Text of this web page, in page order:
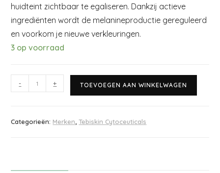
huidteint zichtbaar te egaliseren. Dankzij actieve
ingrediënten wordt de melanineproductie gereguleerd
en voorkom je nieuwe verkleuringen.
3 op voorraad
- + TOEVOEGEN AAN WINKELWAGEN
Categorieën: Merken ,Tebiskin Cytoceuticals